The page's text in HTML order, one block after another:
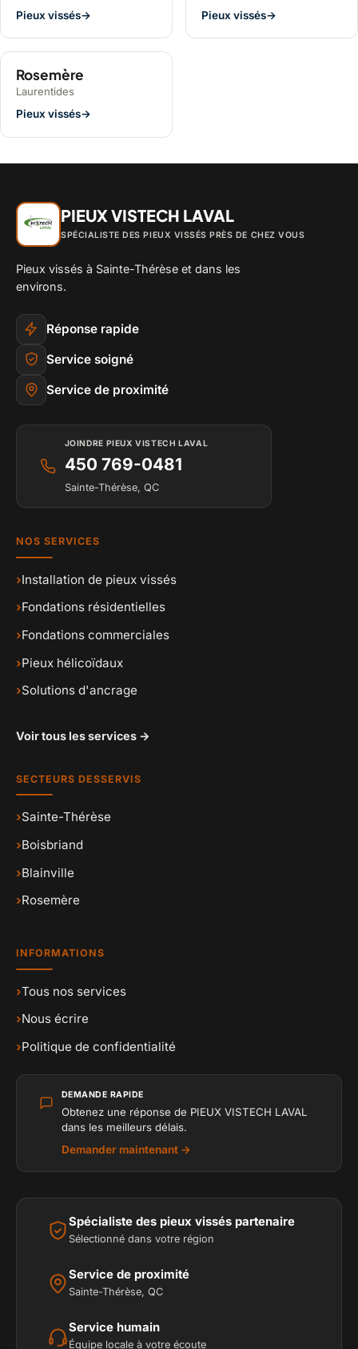
Pieux vissés→
Pieux vissés→
Rosemère
Laurentides
Pieux vissés→
PIEUX VISTECH LAVAL
SPÉCIALISTE DES PIEUX VISSÉS PRÈS DE CHEZ VOUS
Pieux vissés à Sainte-Thérèse et dans les
environs.
Réponse rapide
Service soigné
Service de proximité
JOINDRE PIEUX VISTECH LAVAL
450 769-0481
Sainte-Thérèse, QC
NOS SERVICES
›Installation de pieux vissés
›Fondations résidentielles
›Fondations commerciales
›Pieux hélicoïdaux
›Solutions d'ancrage
Voir tous les services →
SECTEURS DESSERVIS
›Sainte-Thérèse
›Boisbriand
›Blainville
›Rosemère
INFORMATIONS
›Tous nos services
›Nous écrire
›Politique de confidentialité
DEMANDE RAPIDE
Obtenez une réponse de PIEUX VISTECH LAVAL
dans les meilleurs délais.
Demander maintenant →
Spécialiste des pieux vissés partenaire
Sélectionné dans votre région
Service de proximité
Sainte-Thérèse, QC
Service humain
Équipe locale à votre écoute